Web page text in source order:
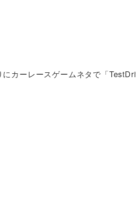
にカーレースゲームネタで「